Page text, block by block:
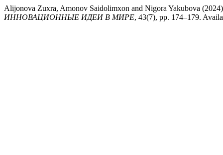
Alijonova Zuxra, Amonov Saidolimxon and Nigora Yakubova
ИННОВАЦИОННЫЕ ИДЕИ В МИРЕ, 43(7), pp. 174–179.